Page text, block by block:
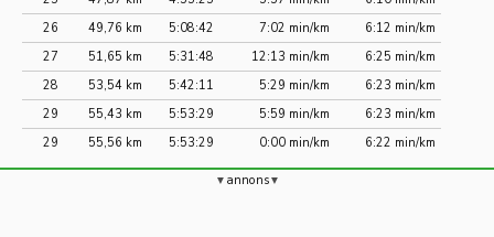
26
49,76 km 5:08:42 7:02 min/km
6:12 min/km
27
51,65 km 5:31:48 12:13 min/km
6:25 min/km
28
53,54 km 5:42:11 5:29 min/km
6:23 min/km
29
55,43 km 5:53:29 5:59 min/km
6:23 min/km
29
55,56 km 5:53:29 0:00 min/km 6:22 min/km
annons